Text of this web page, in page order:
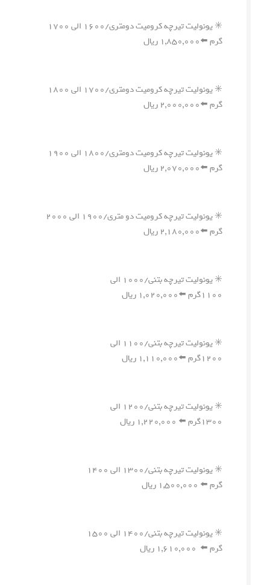
✳️ یونولیت تیرچه کرومیت دومتری/۱۶۰۰ الی ۱۷۰۰
گرم ⬅️۱,۸۵۰,۰۰۰ ریال
✳️ یونولیت تیرچه کرومیت دومتری/۱۷۰۰ الی ۱۸۰۰
گرم ⬅️۲,۰۰۰,۰۰۰ ریال
✳️ یونولیت تیرچه کرومیت دومتری/۱۸۰۰ الی ۱۹۰۰
گرم ⬅️۲,۰۷۰,۰۰۰ ریال
✳️ یونولیت تیرچه کرومیت دو متری/۱۹۰۰ الی ۲۰۰۰
گرم ⬅️۲,۱۸۰,۰۰۰ ریال
✳️ یونولیت تیرچه بتنی/۱۰۰۰ الی
۱۱۰۰گرم ⬅️۱,۰۲۰,۰۰۰ ریال
✳️ یونولیت تیرچه بتنی/۱۱۰۰ الی
۱۲۰۰گرم ⬅️۱,۱۱۰,۰۰۰ ریال
✳️ یونولیت تیرچه بتنی/۱۲۰۰ الی
۱۳۰۰گرم ⬅️ ۱,۲۲۰,۰۰۰ ریال
✳️ یونولیت تیرچه بتنی/۱۳۰۰ الی ۱۴۰۰
گرم ⬅️ ۱,۵۰۰,۰۰۰ ریال
✳️ یونولیت تیرچه بتنی/۱۴۰۰ الی ۱۵۰۰
گرم ⬅️ ۱,۶۱۰,۰۰۰ ریال